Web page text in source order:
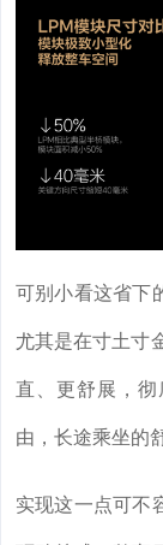
可别小看这省下
尤其是在寸土寸
直、更舒展，
由，长途乘坐的
实现这一点可不